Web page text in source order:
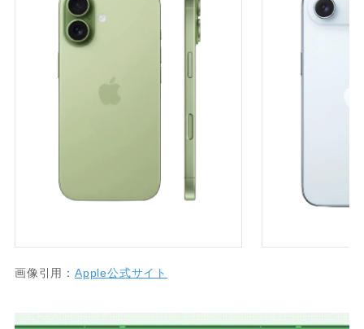
画像引用： Apple公式サイト